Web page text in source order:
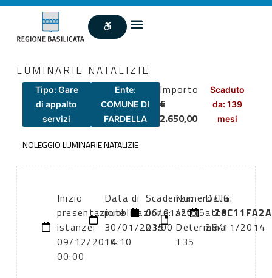
LUMINARIE NATALIZIE
Tipo: Gare
di appalto
servizi
Ente:
COMUNE DI
FARDELLA
Importo
€
2.650,00
Scaduto
da: 139
mesi
NOLEGGIO LUMINARIE NATALIZIE
Inizio
presentazione
istanze:
09/12/2014
00:00
Data di
pubblicazione:
30/01/2015
10:10
Scadenza:
06/01/2015
23:00
Numero
atto:
Determina
135
Data
atto:
28/11/2014
CIG: